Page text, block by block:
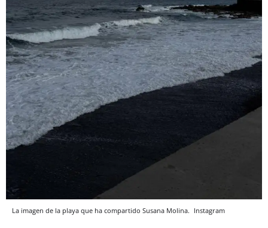
La imagen de la playa que ha compartido Susana Molina. Instagram